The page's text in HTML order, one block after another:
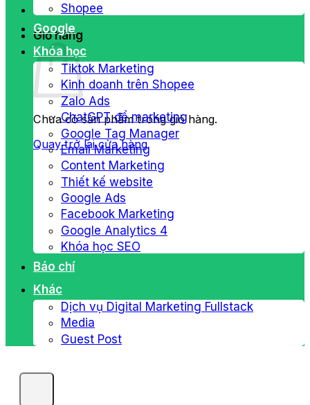
Giỏ hàng
Chưa có sản phẩm trong giỏ hàng.
Quay trở lại cửa hàng
Shopee
Google
Khóa học
Tiktok Marketing
Kinh doanh trên Shopee
Zalo Ads
ChatGPT để marketing
Google Tag Manager
Email Marketing
Content Marketing
Thiết kế website
Google Ads
Facebook Marketing
Google Analytics 4
Khóa học SEO
Báo chí
Khác
Dịch vụ Digital Marketing Fullstack
Media
Guest Post